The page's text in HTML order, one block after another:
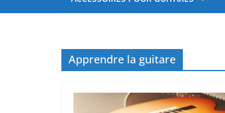
Apprendre la guitare